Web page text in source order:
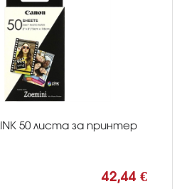
50 листа за принтер
42,44 €